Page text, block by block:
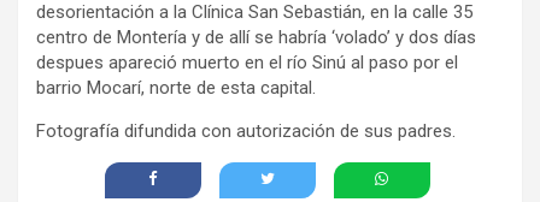
desorientación a la Clínica San Sebastián, en la calle 35
centro de Montería y de allí se habría ‘volado’ y dos días
despues apareció muerto en el río Sinú al paso por el
barrio Mocarí, norte de esta capital.
Fotografía difundida con autorización de sus padres.